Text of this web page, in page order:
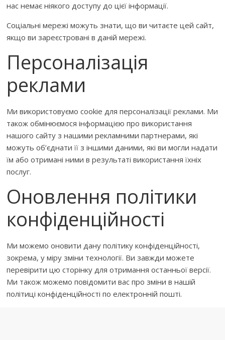
нас немає ніякого доступу до цієї інформації.
Соціальні мережі можуть знати, що ви читаєте цей сайт,
якщо ви зареєстровані в даній мережі.
Персоналізація
реклами
Ми використовуємо cookie для персоналізації реклами. Ми
також обмінюємося інформацією про використання
нашого сайту з нашими рекламними партнерами, які
можуть об’єднати її з іншими даними, які ви могли надати
їм або отримані ними в результаті використання їхніх
послуг.
Оновлення політики
конфіденційності
Ми можемо оновити дану політику конфіденційності,
зокрема, у міру зміни технології. Ви завжди можете
перевірити цю сторінку для отримання останньої версії.
Ми також можемо повідомити вас про зміни в нашій
політиці конфіденційності по електронній пошті.